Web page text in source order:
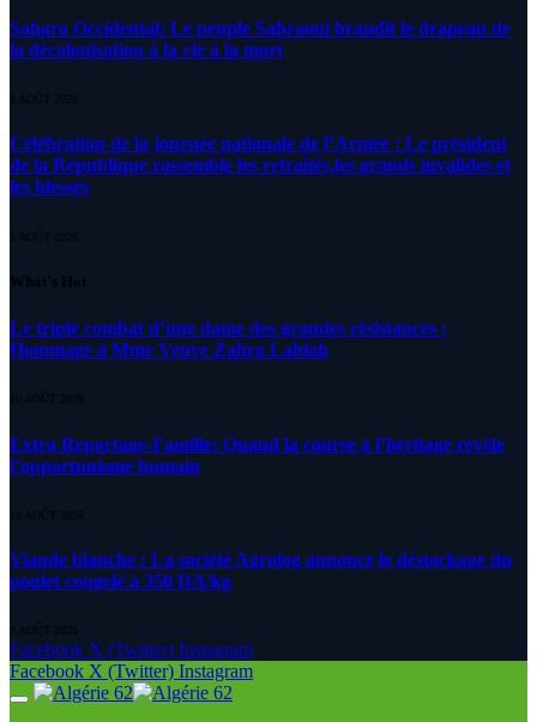
Sahara Occidental: Le peuple Sahraoui brandit le drapeau de
la décolonisation à la vie à la mort
8 AOÛT 2026
Célébration de la journée nationale de l’Armée : Le président
de la République rassemble les retraités,les grands invalides et
les blessés
5 AOÛT 2026
What's Hot
Le triple combat d’une dame des grandes résistances :
Hommage à Mme Veuve Zahra Lahlah
10 AOÛT 2026
Extra Reportage-Famille: Quand la course à l’héritage révèle
l’opportunisme humain
10 AOÛT 2026
Viande blanche : La société Agrolog annonce le déstockage du
poulet congelé à 350 DA/kg
9 AOÛT 2026
Facebook X (Twitter) Instagram
Facebook X (Twitter) Instagram